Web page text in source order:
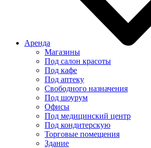
Аренда
Магазины
Под салон красоты
Под кафе
Под аптеку
Свободного назначения
Под шоурум
Офисы
Под медицинский центр
Под кондитерскую
Торговые помещения
Здание